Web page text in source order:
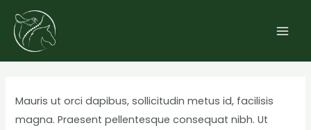
Inhalt
springen
Mauris ut orci dapibus, sollicitudin metus id, facilisis
magna. Praesent pellentesque consequat nibh. Ut
navigation